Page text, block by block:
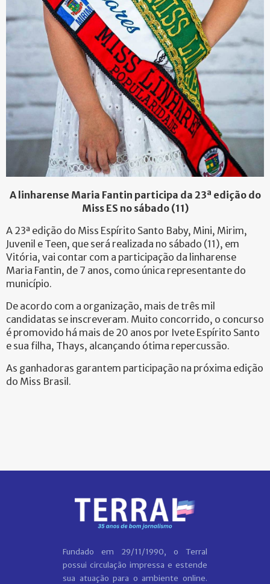
A linharense Maria Fantin participa da 23ª edição do
Miss ES no sábado (11)
A 23ª edição do Miss Espírito Santo Baby, Mini, Mirim,
Juvenil e Teen, que será realizada no sábado (11), em
Vitória, vai contar com a participação da linharense
Maria Fantin, de 7 anos, como única representante do
município.
De acordo com a organização, mais de três mil
candidatas se inscreveram. Muito concorrido, o concurso
é promovido há mais de 20 anos por Ivete Espírito Santo
e sua filha, Thays, alcançando ótima repercussão.
As ganhadoras garantem participação na próxima edição
do Miss Brasil.
Fundado em 29/11/1990, o Terral
possui circulação impressa e estende
sua atuação para o ambiente online.